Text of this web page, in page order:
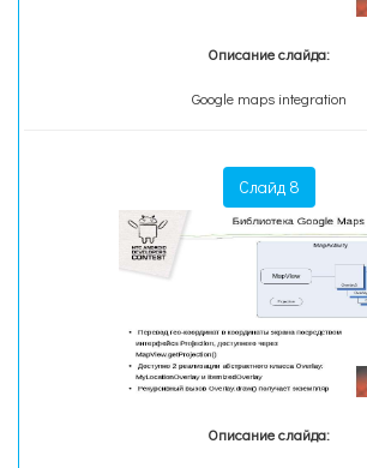
Описание слайда:
Google maps integration
Слайд 8
Описание слайда: